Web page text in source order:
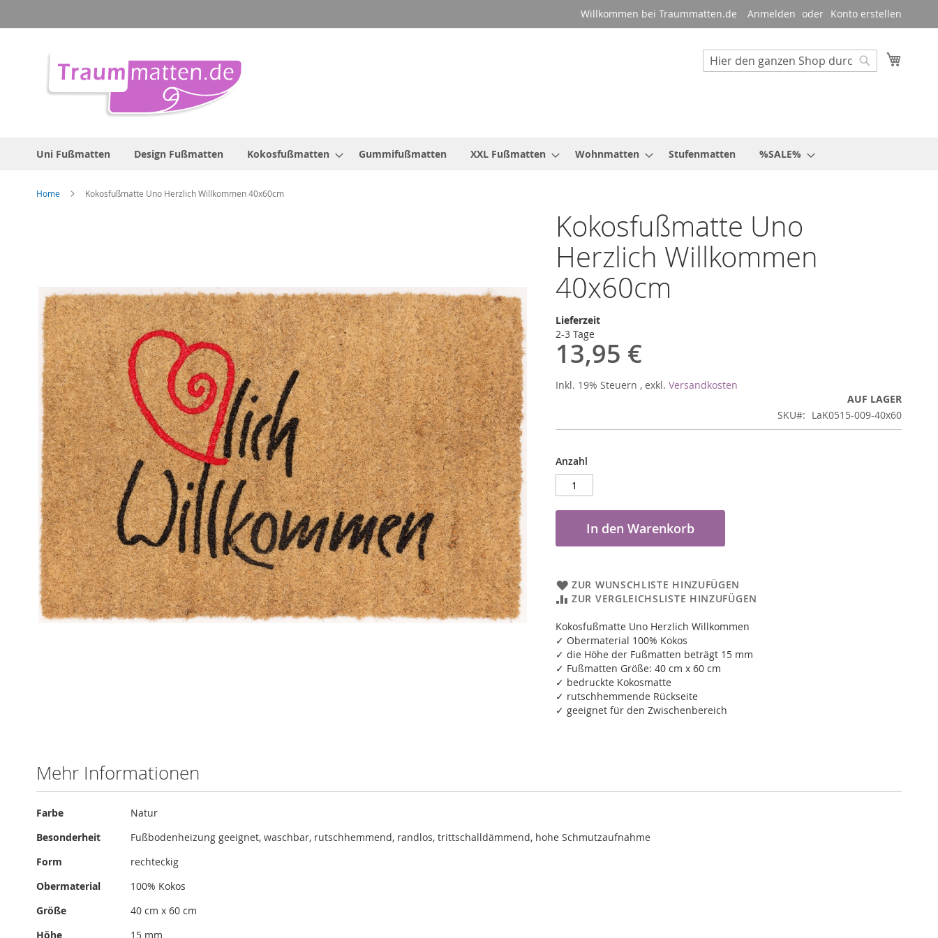
zum
Willkommen bei Traummatten.de Anmelden Konto erstellen
Suche
Uni Fußmatten Design Fußmatten Kokosfußmatten Gummifußmatten XXL Fußmatten Wohnmatten Stufenmatten %SALE%
Home Kokosfußmatte Uno Herzlich Willkommen 40x60cm
Kokosfußmatte Uno
Herzlich Willkommen
40x60cm
Lieferzeit
2-3 Tage
13,95 €
Inkl. 19% Steuern , exkl. Versandkosten
AUF LAGER
SKU
LaK0515-009-40x60
Anzahl
In den Warenkorb
ZUR WUNSCHLISTE HINZUFÜGEN
ZUR VERGLEICHSLISTE HINZUFÜGEN
Kokosfußmatte Uno Herzlich Willkommen
✓ Obermaterial 100% Kokos
✓ die Höhe der Fußmatten beträgt 15 mm
✓ Fußmatten Größe: 40 cm x 60 cm
✓ bedruckte Kokosmatte
✓ rutschhemmende Rückseite
✓ geeignet für den Zwischenbereich
springen
Mehr Informationen
Mehr
Farbe
Natur
Besonderheit
Fußbodenheizung geeignet, waschbar, rutschhemmend, randlos, trittschalldämmend, hohe Schmutzaufnahme
Form
rechteckig
Obermaterial
100% Kokos
Größe
40 cm x 60 cm
Höhe
15 mm